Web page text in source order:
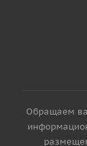
Обращаем